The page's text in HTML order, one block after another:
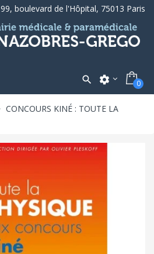
99, boulevard de l'Hôpital, 75013 Paris
 settings 0
CONCOURS KINÉ : TOUTE LA